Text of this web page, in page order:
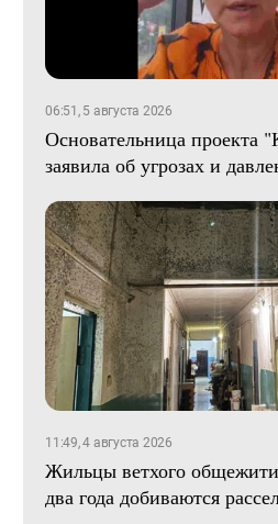
06:51, 5 августа 2026
Основательница проекта
заявила об угрозах и
11:49, 4 августа 2026
Жильцы ветхого
два года добиваются